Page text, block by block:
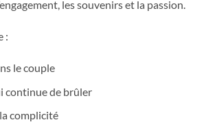
les souvenirs et la passion.
:
le couple
continue de brûler
complicité